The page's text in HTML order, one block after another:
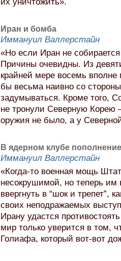
Иран и бомба
Иммануил Валлерстайн
«Но если Иран не
Причины очевидны. Из
крайней мере восемь вполне
бы весьма наивно со
задумываться. Кроме того,
не тронули Северную Корею
оружия не было, а у
В ядерном клубе пополнение
Иммануил Валлерстайн
«Когда-то военная мощь
несокрушимой, но теперь им
ввергнуть в “шок и трепет”,
своих неподражаемых
Ирану удастся
мир только уверится в том,
Голиафа, который вот-вот